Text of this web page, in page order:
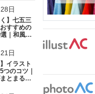
書類
ラ
グラム
日
】七五三
すすめの
｜和風の
日
イラスト
のコツ｜
とまるフ